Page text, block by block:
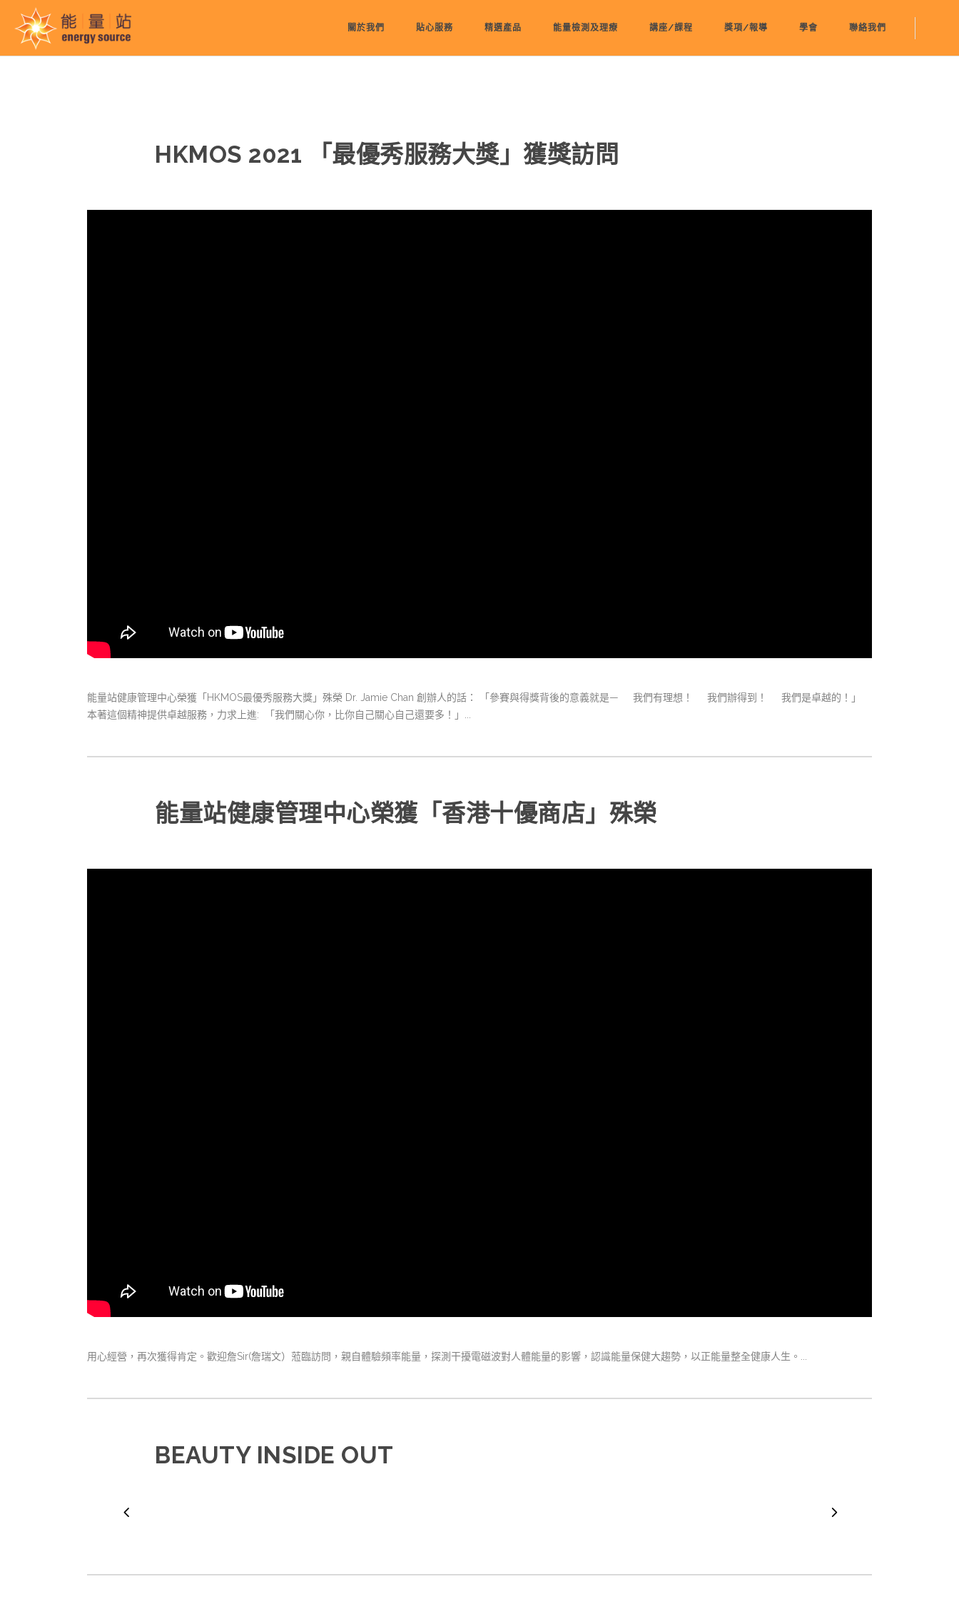
關於我們 貼心服務 精選產品 能量檢測及理療 講座/課程 獎項/報導 學會 聯絡我們
HKMOS 2021 「最優秀服務大獎」獲獎訪問
能量站健康管理中心榮獲「HKMOS最優秀服務大獎」殊榮 Dr. Jamie Chan 創辦人的話： 「參賽與得獎背後的意義就是— 我們有理想！ 我們辦得到！ 我們是卓越的！」
本著這個精神提供卓越服務，力求上進: 「我們關心你，比你自己關心自己還要多！」...
能量站健康管理中心榮獲「香港十優商店」殊榮
用心經營，再次獲得肯定。歡迎詹Sir(詹瑞文）蒞臨訪問，親自體驗頻率能量，探測干擾電磁波對人體能量的影響，認識能量保健大趨勢，以正能量整全健康人生。...
BEAUTY INSIDE OUT